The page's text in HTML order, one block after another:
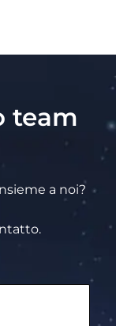
team
a noi?